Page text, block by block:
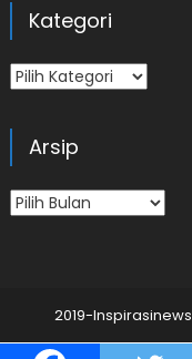
Kategori
Kategori
Arsip
Arsip
2019-Inspirasinews